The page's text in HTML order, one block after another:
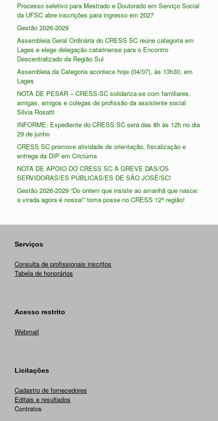
Processo seletivo para Mestrado e Doutorado em Serviço Social
da UFSC abre inscrições para ingresso em 2027
Gestão 2026-2029
Assembleia Geral Ordinária do CRESS SC reúne categoria em
Lages e elege delegação catarinense para o Encontro
Descentralizado da Região Sul
Assembleia da Categoria acontece hoje (04/07), às 13h30, em
Lages
NOTA DE PESAR – CRESS-SC solidariza-se com familiares,
amigas, amigos e colegas de profissão da assistente social
Silvia Rosatti
INFORME: Expediente do CRESS SC será das 8h às 12h no dia
29 de junho
CRESS SC promove atividade de orientação, fiscalização e
entrega da DIP em Criciúma
NOTA DE APOIO DO CRESS SC À GREVE DAS/OS
SERVIDORAS/ES PÚBLICAS/ES DE SÃO JOSÉ/SC!
Gestão 2026-2029 “Do ontem que insiste ao amanhã que nasce:
a virada agora é nossa!” toma posse no CRESS 12ª região!
Serviços
Consulta de profissionais inscritos
Tabela de honorários
Acesso restrito
Webmail
Licitações
Cadastro de fornecedores
Editais e resultados
Contratos